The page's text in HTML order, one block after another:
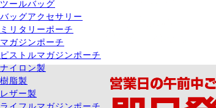
ツールバッグ
バッグアクセサリー
ミリタリーポーチ
マガジンポーチ
ピストルマガジンポーチ
ナイロン製
樹脂製
レザー製
ライフルマガジンポーチ